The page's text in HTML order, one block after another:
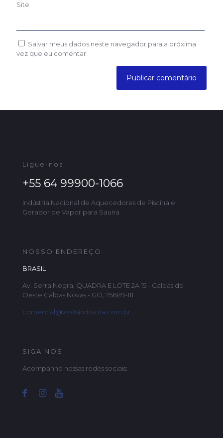
Site
Salvar meus dados neste navegador para a próxima
vez que eu comentar.
Ligue-nos
+55 64 99900-1066
Indústria Nacional de Aquecedores de Piscina e
Gerador de Vapor para Sauna
NOSSO ENDEREÇO
BRASIL
Av. Serra Negra, QUADRA E LOTE 2A 15 - Caldas do
Oeste Caldas Novas - GO, 75689-111
comercial@woltsindustria.com.br
SIGA NOS
Acompanhe nossas redes sociais: